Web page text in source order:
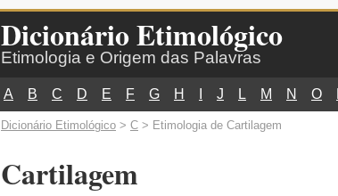
Dicionário Etimológico
Etimologia e Origem das Palavras
A B C D E F G H J L M N O
Dicionário Etimológico > C > Etimologia de Cartilagem
Cartilagem